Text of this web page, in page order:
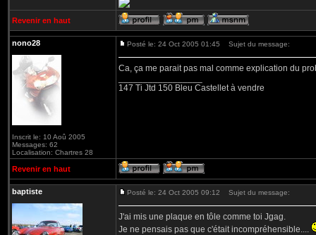
Revenir en haut
nono28
Inscrit le: 10 Aoû 2005
Messages: 62
Localisation: Chartres 28
Posté le: 24 Oct 2005 01:45 Sujet du message:
Ca, ça me parait pas mal comme explication du
147 Ti Jtd 150 Bleu Castellet à vendre
Revenir en haut
baptiste Posté le: 24 Oct 2005 09:12 Sujet du message:
J'ai mis une plaque en tôle comme toi Jgag.
Je ne pensais pas que c'était incompréhensible....